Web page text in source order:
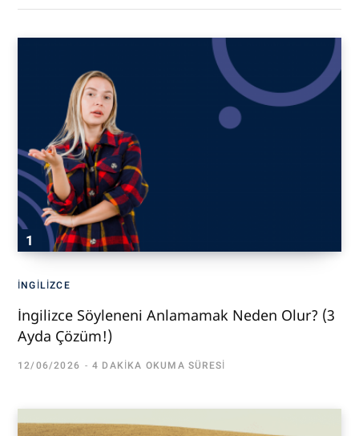
İNGILIZCE
İngilizce Söyleneni Anlamamak Neden Olur? (3
Ayda Çözüm!)
12/06/2026 4 DAKIKA OKUMA SÜRESI